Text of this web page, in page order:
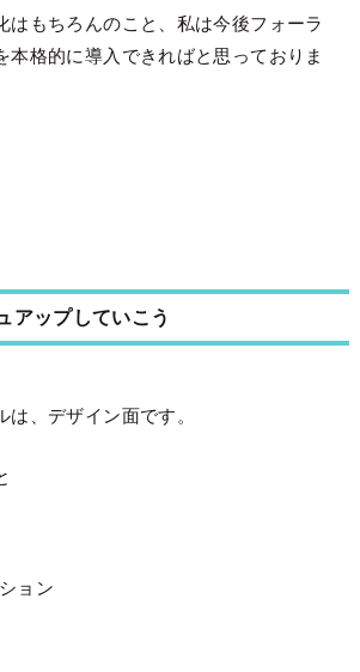
はもちろんのこと、私は今後フォーラ
本格的に導入できればと思っておりま
アップしていこう
、デザイン面です。
ョン